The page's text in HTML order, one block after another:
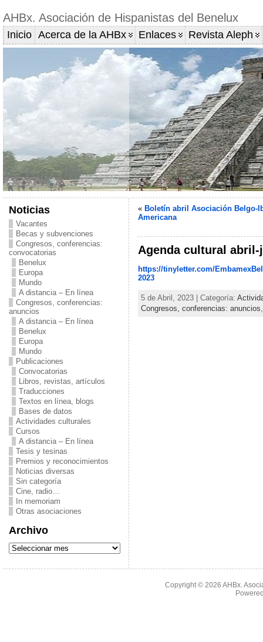
AHBx. Asociación de Hispanistas del Benelux
Inicio Acerca de la AHBx Enlaces Revista Aleph
Noticias
Vacantes
Becas y subvenciones
Congresos, conferencias:
convocatorias
Benelux
Europa
Mundo
A distancia – En línea
Congresos, conferencias:
anuncios
A distancia – En línea
Benelux
Europa
Mundo
Publicaciones
Convocatorias
Libros, revistas, artículos
Traducciones
Textos en línea, blogs
Bases de datos
Actividades culturales
Cursos
A distancia – En línea
Tesis y tesinas
Premios y reconocimientos
Noticias diversas
Sin categoría
Cine, radio…
In memoriam
Otras asociaciones
Archivo
« Boletín abril Asociación Belgo-
Americana
Agenda cultural
https://tinyletter.com/
2023
5 de Abril, 2023 | Categoría:
Congresos, conferencias: anuncios
Copyright © 2026AHBx.